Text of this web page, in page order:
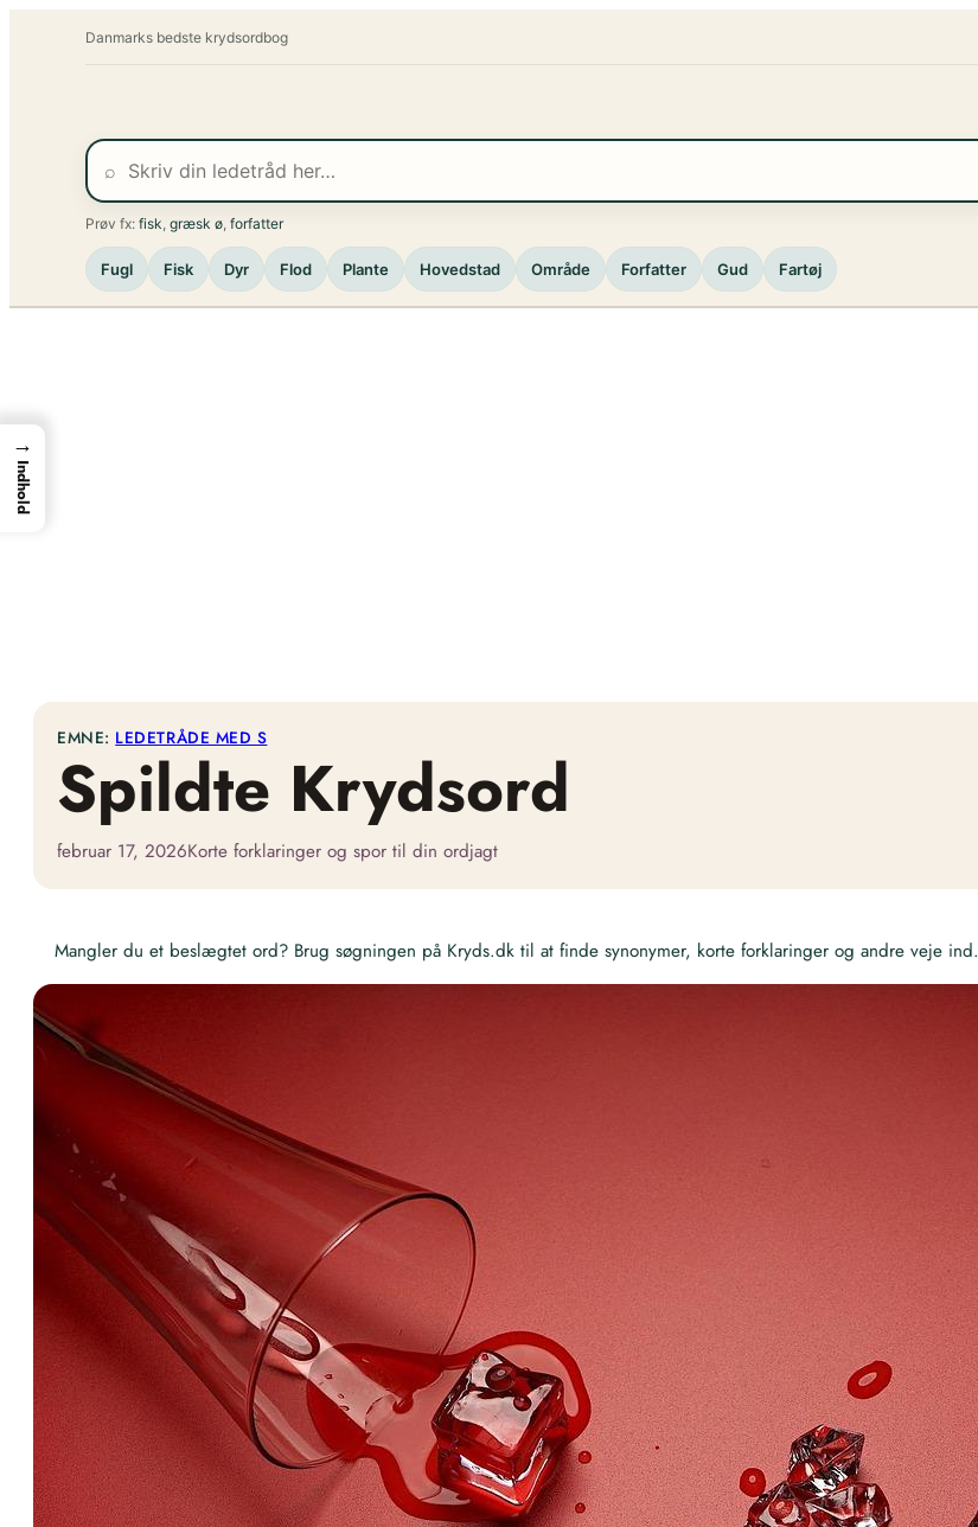
Danmarks bedste krydsordbog
⌕
Prøv fx: fisk græsk ø forfatter
Fugl Fisk Dyr Flod Plante Hovedstad Område Forfatter Gud Fartøj
EMNE: LEDETRÅDE MED S
Spildte Krydsord
februar 17, 2026Korte forklaringer og spor til din ordjagt
Mangler du et beslægtet ord? Brug søgningen på Kryds.dk til at finde synonymer, korte forklaringer og andre veje ind.
→
Indhold